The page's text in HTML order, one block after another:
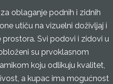
oblaganje podnih i zidnih
utiču na vizuelni doživljaj i
Svi podovi i zidovi u
su prvoklasnom
koju odlikuju kvalitet,
a kupac ima mogućnost